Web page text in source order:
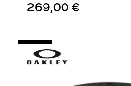
269,00 €